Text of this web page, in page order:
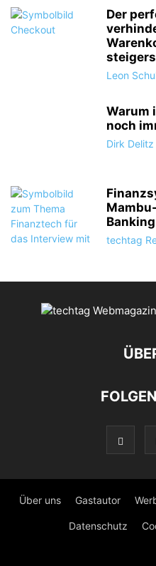
Der
Leon
Warum
noch
Dirk Delitz
techtag
Über uns Gastautor
Datenschutz